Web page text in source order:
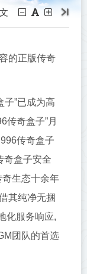
的正版传奇
子”已成为高
传奇盒子”月
传奇盒子
奇盒子安全
奇生态十余年
其纯净无捆
化服务响应,
团队的首选